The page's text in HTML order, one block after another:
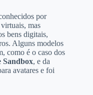
por
mas
bens digitais,
Alguns modelos
como é o caso dos
Sandbox, e da
avatares e foi